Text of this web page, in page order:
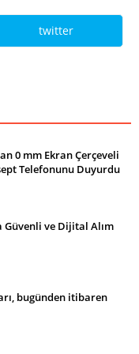
twitter
0 mm Ekran Çerçeveli
Telefonunu Duyurdu
Güvenli ve Dijital Alım
bugünden itibaren